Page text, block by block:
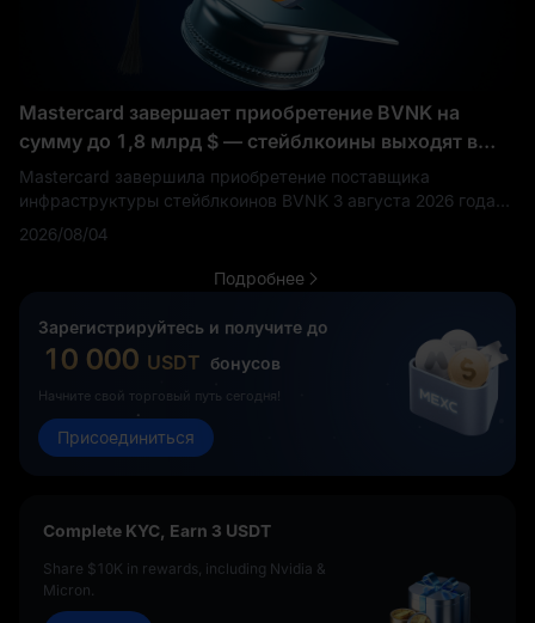
Mastercard завершает приобретение BVNK на
сумму до 1,8 млрд $ — стейблкоины выходят в
ядро глобальных платежей
Mastercard завершила приобретение поставщика
инфраструктуры стейблкоинов BVNK 3 августа 2026 года
после объявления о сделке в марте.
2026/08/04
Подробнее
Зарегистрируйтесь и получите до
10 000 USDT бонусов
Начните свой торговый путь сегодня!
Присоединиться
Complete KYC, Earn 3 USDT
Share $10K in rewards, including Nvidia &
Micron.